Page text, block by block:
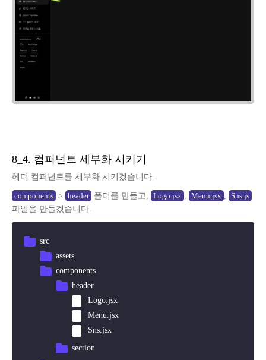
8_4. 컴퍼넌트 세부화 시키기
헤더 컴퍼넌트를 세부화 시키겠습니다.
components > header 폴더를 만들고, Logo.jsx Menu.jsx Sns.js
파일을 만들겠습니다.
src
assets
components
header
Logo.jsx
Menu.jsx
Sns.jsx
section